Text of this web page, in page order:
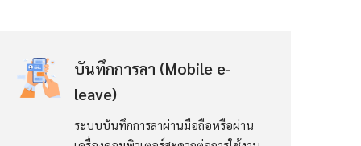
บันทึกการลา (Mobile e-
leave)
ระบบบันทึกการลาผ่านมือถือหรือผ่าน